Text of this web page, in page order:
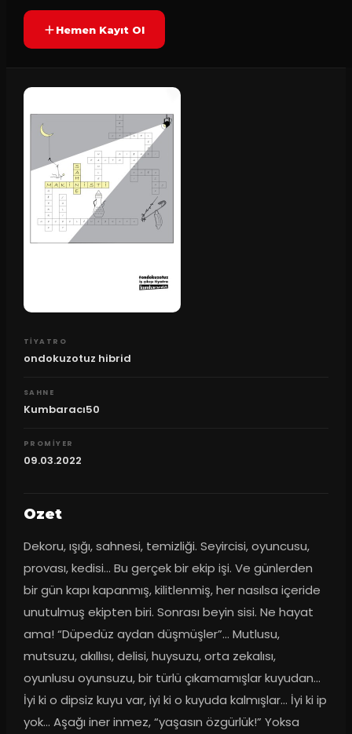
Hemen Kayıt Ol
TIYATRO
ondokuzotuz hibrid
SAHNE
Kumbaracı50
PROMIYER
09.03.2022
Ozet
Dekoru, ışığı, sahnesi, temizliği. Seyircisi, oyuncusu,
provası, kedisi… Bu gerçek bir ekip işi. Ve günlerden
bir gün kapı kapanmış, kilitlenmiş, her nasılsa içeride
unutulmuş ekipten biri. Sonrası beyin sisi. Ne hayat
ama! “Düpedüz aydan düşmüşler”... Mutlusu,
mutsuzu, akıllısı, delisi, huysuzu, orta zekalısı,
oyunlusu oyunsuzu, bir türlü çıkamamışlar kuyudan...
İyi ki o dipsiz kuyu var, iyi ki o kuyuda kalmışlar... İyi ki ip
yok... Aşağı iner inmez, “yaşasın özgürlük!” Yoksa